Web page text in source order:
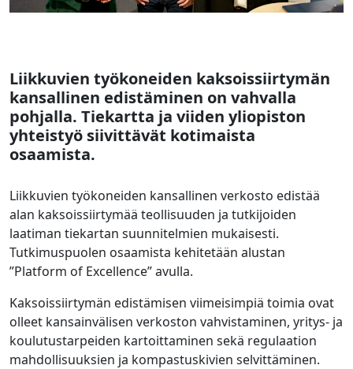
Liikkuvien työkoneiden kaksoissiirtymän
kansallinen edistäminen on vahvalla
pohjalla. Tiekartta ja viiden yliopiston
yhteistyö siivittävät kotimaista
osaamista.
Liikkuvien työkoneiden kansallinen verkosto edistää
alan kaksoissiirtymää teollisuuden ja tutkijoiden
laatiman tiekartan suunnitelmien mukaisesti.
Tutkimuspuolen osaamista kehitetään alustan
”Platform of Excellence” avulla.
Kaksoissiirtymän edistämisen viimeisimpiä toimia ovat
olleet kansainvälisen verkoston vahvistaminen, yritys- ja
koulutustarpeiden kartoittaminen sekä regulaation
mahdollisuuksien ja kompastuskivien selvittäminen.